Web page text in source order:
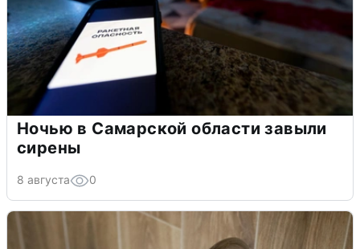
Ночью в Самарской области завыли
сирены
8 августа 0